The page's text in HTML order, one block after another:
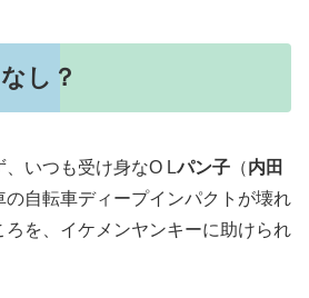
し？
いつも受け身なO Lパン子 （内田
の自転車ディープインパクトが壊れ
を、イケメンヤンキーに助けられ